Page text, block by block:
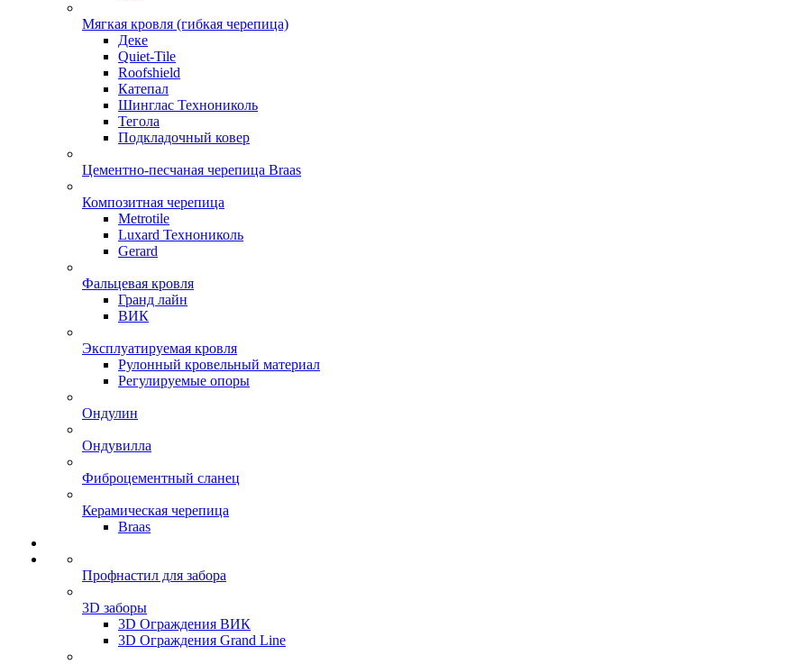
Мягкая кровля (гибкая черепица)
Деке
Quiet-Tile
Roofshield
Катепал
Шинглас Технониколь
Тегола
Подкладочный ковер
Цементно-песчаная черепица Braas
Композитная черепица
Metrotile
Luxard Технониколь
Gerard
Фальцевая кровля
Гранд лайн
ВИК
Эксплуатируемая кровля
Рулонный кровельный материал
Регулируемые опоры
Ондулин
Ондувилла
Фиброцементный сланец
Керамическая черепица
Braas
Профнастил для забора
3D заборы
3D Ограждения ВИК
3D Ограждения Grand Line